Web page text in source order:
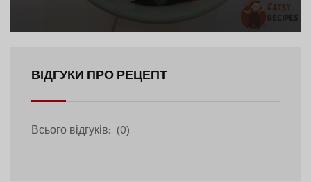
ВІДГУКИ ПРО РЕЦЕПТ
Всього відгуків: (0)